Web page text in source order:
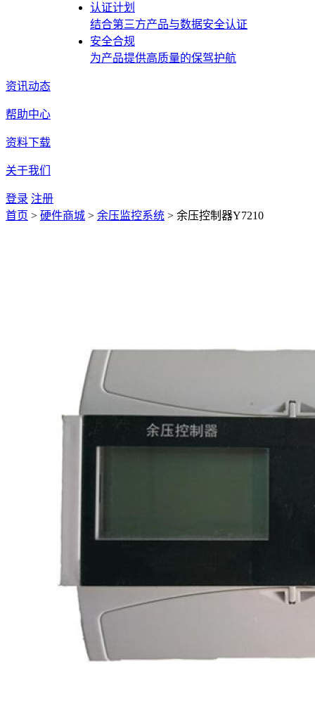
认证计划
结合第三方产品与数据安全认证
安全合规
为产品提供高质量的保驾护航
资讯动态
帮助中心
资料下载
关于我们
登录 注册
首页 > 硬件商城 > 余压监控系统 > 余压控制器Y7210